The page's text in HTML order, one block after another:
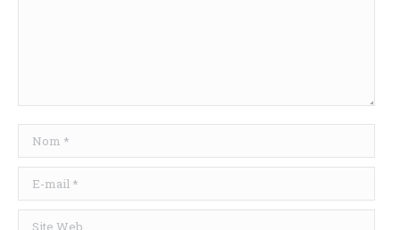
Nom *
E-mail *
Site Web